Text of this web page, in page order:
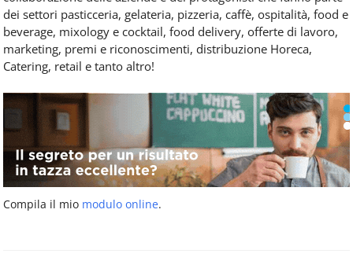
dei settori pasticceria, gelateria, pizzeria, caffè, ospitalità, food e
beverage, mixology e cocktail, food delivery, offerte di lavoro,
marketing, premi e riconoscimenti, distribuzione Horeca,
Catering, retail e tanto altro!
Compila il mio modulo online.